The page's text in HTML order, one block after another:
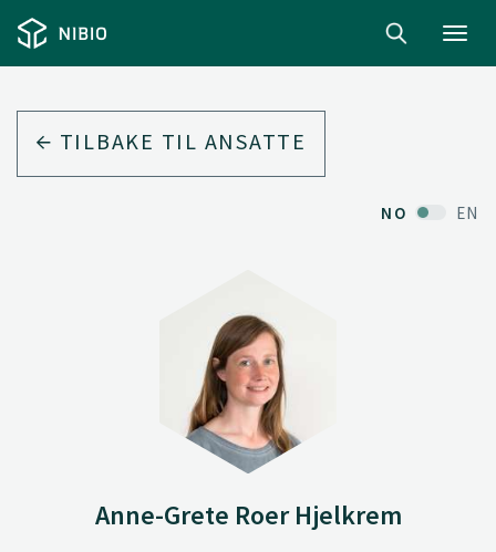
TILBAKE TIL ANSATTE
NO EN
Anne-Grete Roer Hjelkrem